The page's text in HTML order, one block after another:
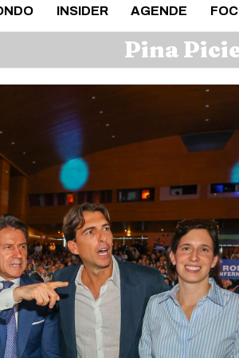
INSIDER AGENDE
Pina